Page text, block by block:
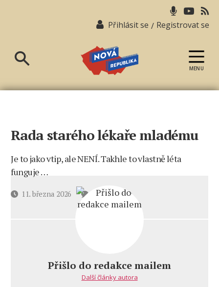
Přihlásit se / Registrovat se
republika
MENU
Rada starého lékaře mladému
Je to jako vtip, ale NENÍ. Takhle to vlastně léta
funguje …
Datum11. března 2026 2 komentářeu
textu
mladému
Přišlo do redakce mailem
Další články autora